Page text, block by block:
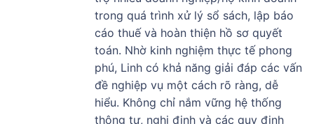
trong quá trình xử lý sổ sách, lập báo
cáo thuế và hoàn thiện hồ sơ quyết
toán. Nhờ kinh nghiệm thực tế phong
phú, Linh có khả năng giải đáp các vấn
đề nghiệp vụ một cách rõ ràng, dễ
hiểu. Không chỉ nắm vững hệ thống
thông tư, nghị định và các quy định